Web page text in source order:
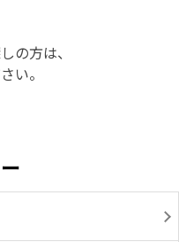
の方は、
い。